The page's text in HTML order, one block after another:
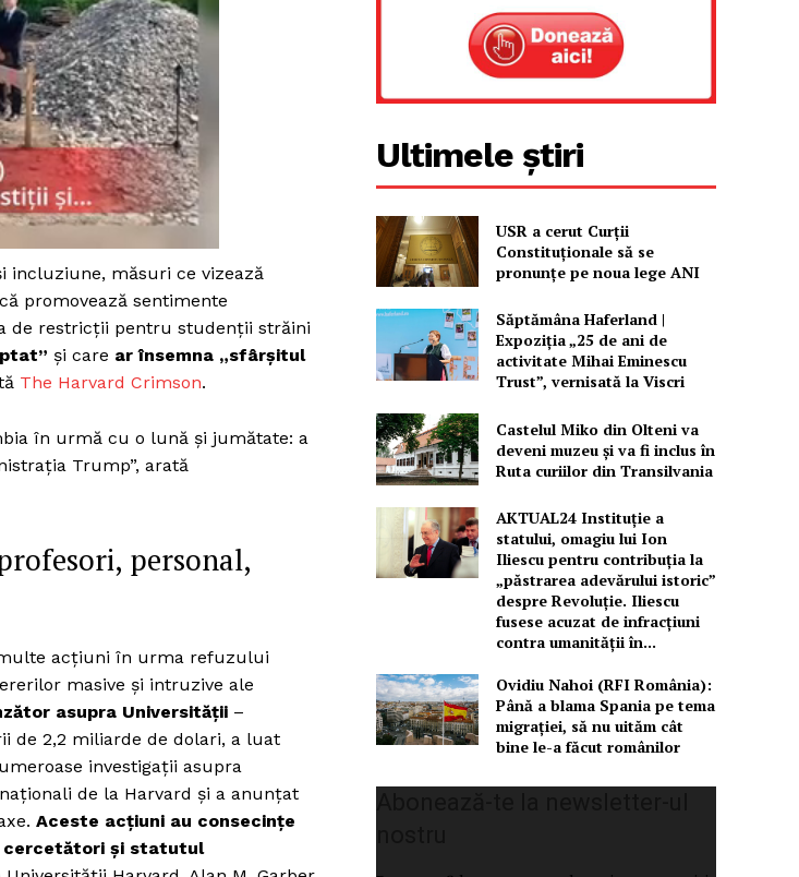
incluziune, măsuri ce vizează
promovează sentimente
de restricții pentru studenții străini
și care ar însemna „sfârșitul
The Harvard Crimson.
în urmă cu o lună și jumătate: a
Trump”, arată
personal,
acțiuni în urma refuzului
masive și intruzive ale
asupra Universității –
de 2,2 miliarde de dolari, a luat
investigații asupra
de la Harvard și a anunțat
Aceste acțiuni au consecințe
cercetători și statutul
Ultimele știri
USR a cerut Curții
Constituționale să se
pronunțe pe noua lege ANI
Săptămâna Haferland |
Expoziţia „25 de ani de
activitate Mihai Eminescu
Trust”, vernisată la Viscri
Castelul Miko din Olteni va
deveni muzeu şi va fi inclus în
Ruta curiilor din Transilvania
AKTUAL24 Instituție a
statului, omagiu lui Ion
Iliescu pentru contribuția la
„păstrarea adevărului istoric”
despre Revoluție. Iliescu
fusese acuzat de infracțiuni
contra umanității în...
Ovidiu Nahoi (RFI România):
Până a blama Spania pe tema
migrației, să nu uităm cât
bine le-a făcut românilor